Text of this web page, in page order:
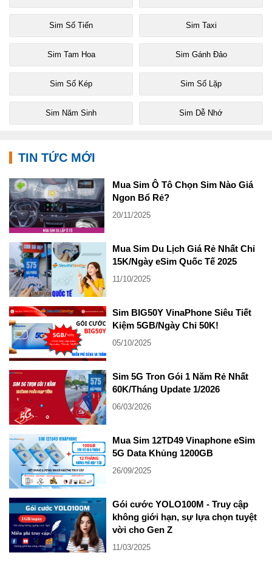
Sim Số Tiến Sim Taxi
Sim Tam Hoa Sim Gánh Đảo
Sim Số Kép Sim Số Lặp
Sim Năm Sinh Sim Dễ Nhớ
TIN TỨC MỚI
Mua Sim Ô Tô Chọn Sim Nào Giá
Ngon Bổ Rẻ?
20/11/2025
Mua Sim Du Lịch Giá Rẻ Nhất Chỉ
15K/Ngày eSim Quốc Tế 2025
11/10/2025
Sim BIG50Y VinaPhone Siêu Tiết
Kiệm 5GB/Ngày Chỉ 50K!
05/10/2025
Sim 5G Tron Gói 1 Năm Rẻ Nhất
60K/Tháng Update 1/2026
06/03/2026
Mua Sim 12TD49 Vinaphone eSim
5G Data Khủng 1200GB
26/09/2025
Gói cước YOLO100M - Truy cập
không giới hạn, sự lựa chọn tuyệt
vời cho Gen Z
11/03/2025